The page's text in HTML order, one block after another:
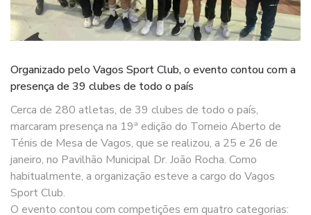
Organizado pelo Vagos Sport Club, o evento contou com a
presença de 39 clubes de todo o país
Cerca de 280 atletas, de 39 clubes de todo o país,
marcaram presença na 19ª edição do Torneio Aberto de
Ténis de Mesa de Vagos, que se realizou, a 25 e 26 de
janeiro, no Pavilhão Municipal Dr. João Rocha. Como
habitualmente, a organização esteve a cargo do Vagos
Sport Club.
O evento contou com competições em quatro categorias: